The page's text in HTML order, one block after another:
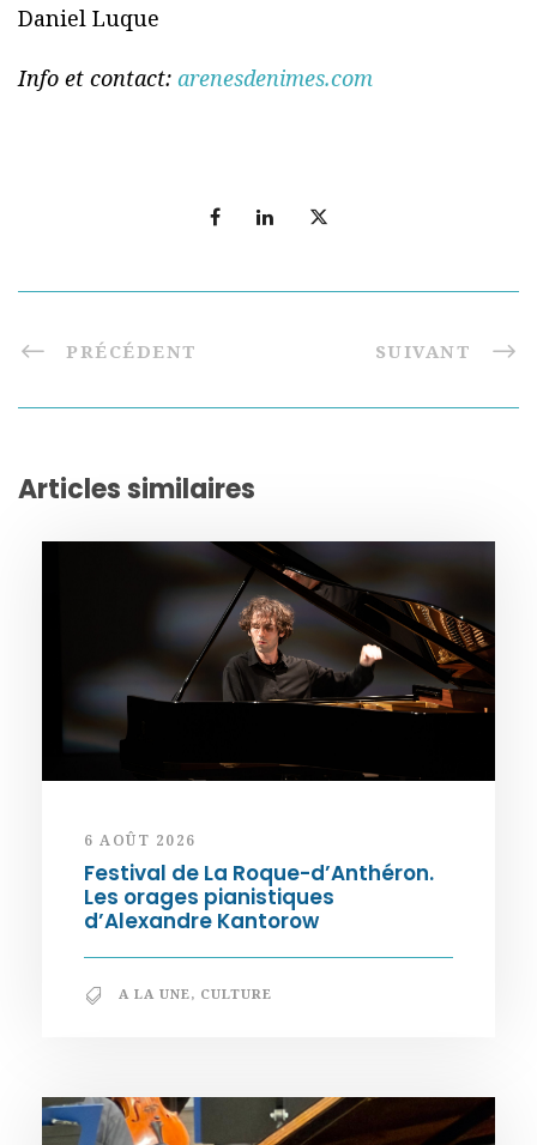
Daniel Luque
Info et contact: arenesdenimes.com
PRÉCÉDENT SUIVANT
Articles similaires
6 AOÛT 2026
Festival de La Roque-d’Anthéron.
Les orages pianistiques
d’Alexandre Kantorow
A LA UNE, CULTURE